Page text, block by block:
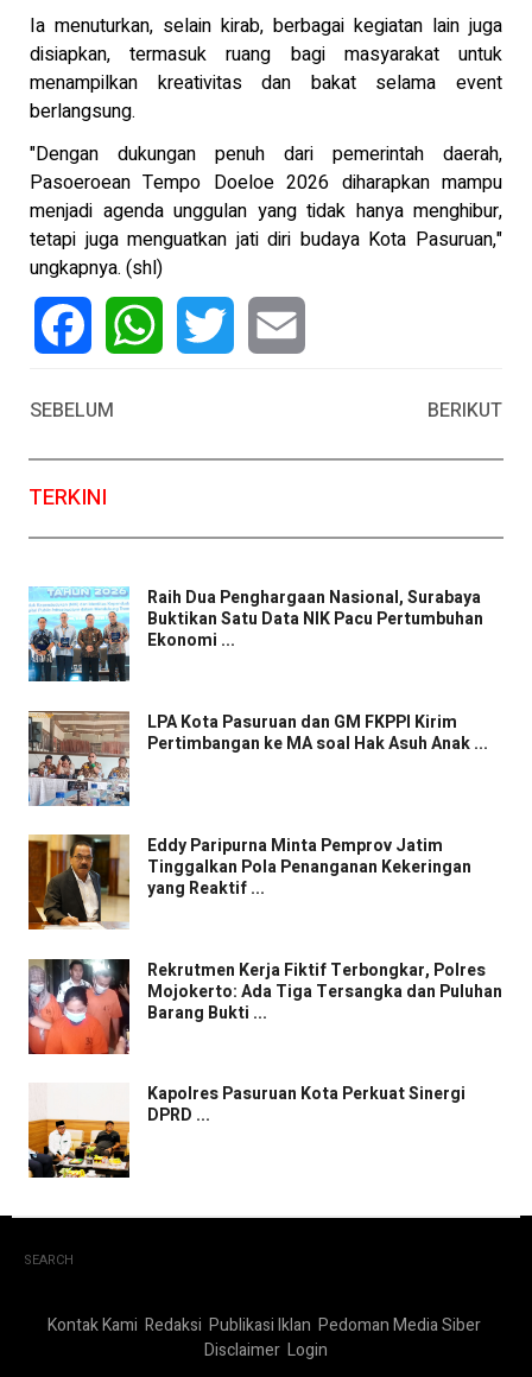
Ia menuturkan, selain kirab, berbagai kegiatan lain juga
disiapkan, termasuk ruang bagi masyarakat untuk
menampilkan kreativitas dan bakat selama event
berlangsung.
"Dengan dukungan penuh dari pemerintah daerah,
Pasoeroean Tempo Doeloe 2026 diharapkan mampu
menjadi agenda unggulan yang tidak hanya menghibur,
tetapi juga menguatkan jati diri budaya Kota Pasuruan,"
ungkapnya. (shl)
SEBELUM
BERIKUT
TERKINI
Raih Dua Penghargaan Nasional, Surabaya
Buktikan Satu Data NIK Pacu Pertumbuhan
Ekonomi ...
LPA Kota Pasuruan dan GM FKPPI Kirim
Pertimbangan ke MA soal Hak Asuh Anak ...
Eddy Paripurna Minta Pemprov Jatim
Tinggalkan Pola Penanganan Kekeringan
yang Reaktif ...
Rekrutmen Kerja Fiktif Terbongkar, Polres
Mojokerto: Ada Tiga Tersangka dan Puluhan
Barang Bukti ...
Kapolres Pasuruan Kota Perkuat Sinergi
DPRD ...
SEARCH
Kontak Kami Redaksi Publikasi Iklan Pedoman Media Siber
Disclaimer Login